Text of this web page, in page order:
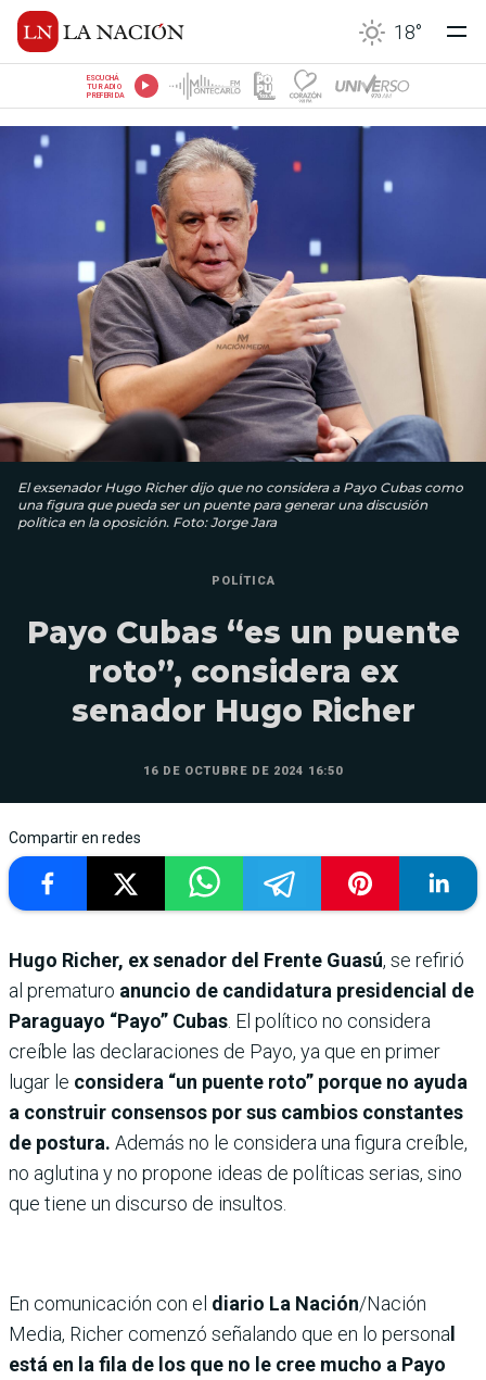
18°
ESCUCHÁ
TU RADIO
PREFERIDA
El exsenador Hugo Richer dijo que no considera a Payo Cubas como
una figura que pueda ser un puente para generar una discusión
política en la oposición. Foto: Jorge Jara
POLÍTICA
Payo Cubas “es un puente
roto”, considera ex
senador Hugo Richer
16 DE OCTUBRE DE 2024 16:50
Compartir en redes
Hugo Richer, ex senador del Frente Guasú, se refirió
al prematuro anuncio de candidatura presidencial de
Paraguayo “Payo” Cubas . El político no considera
creíble las declaraciones de Payo, ya que en primer
lugar le considera “un puente roto” porque no ayuda
a construir consensos por sus cambios constantes
de postura. Además no le considera una figura creíble,
no aglutina y no propone ideas de políticas serias, sino
que tiene un discurso de insultos.
En comunicación con el diario La Nación/Nación
Media, Richer comenzó señalando que en lo personal
está en la fila de los que no le cree mucho a Payo